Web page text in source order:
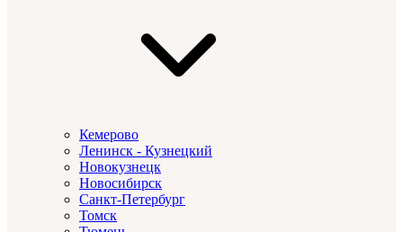
Кемерово
Ленинск - Кузнецкий
Новокузнецк
Новосибирск
Санкт-Петербург
Томск